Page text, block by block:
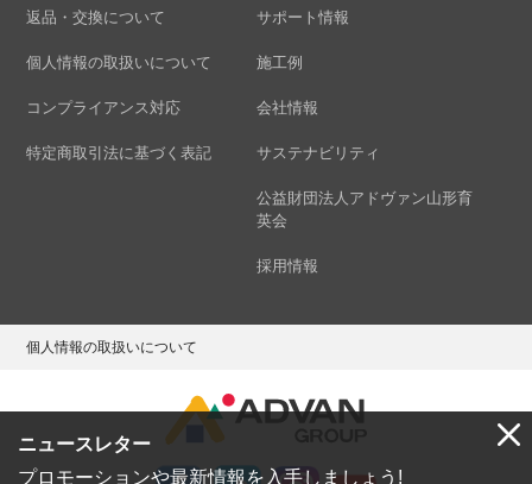
ニュースレター
プロモーションや最新情報を入手しましょう!
返品・交換について
個人情報の取扱いについて
コンプライアンス対応
特定商取引法に基づく表記
サポート情報
施工例
会社情報
サステナビリティ
公益財団法人アドヴァン山形育
英会
採用情報
個人情報の取扱いについて